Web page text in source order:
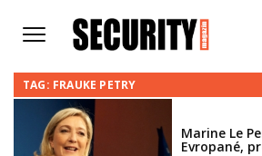
TAG: FRAUKE PETRY
Marine Le
Evropané,